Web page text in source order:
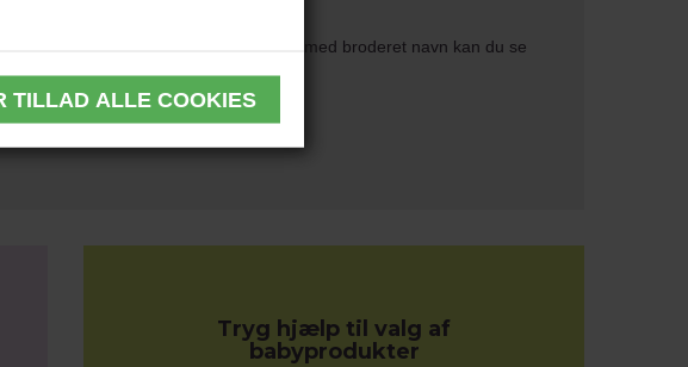
og hvis du ønsker tæpper med broderet navn kan du se
Tryg hjælp til valg af
babyprodukter